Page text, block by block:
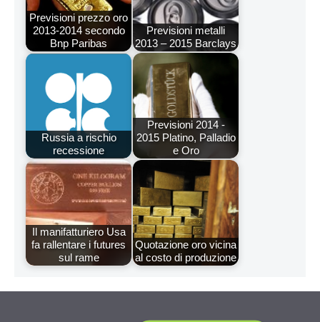
Previsioni prezzo oro
2013-2014 secondo
Bnp Paribas
Previsioni metalli
2013 – 2015 Barclays
Russia a rischio
recessione
Previsioni 2014 -
2015 Platino, Palladio
e Oro
Il manifatturiero Usa
fa rallentare i futures
sul rame
Quotazione oro vicina
al costo di produzione